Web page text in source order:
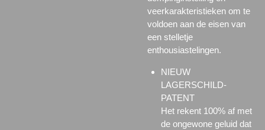
veerkarakteristieken om te
voldoen aan de eisen van
een stelletje
enthousiastelingen.
NIEUW
LAGERSCHILD-
PATENT
Het rekent 100% af met
de ongewone geluid dat